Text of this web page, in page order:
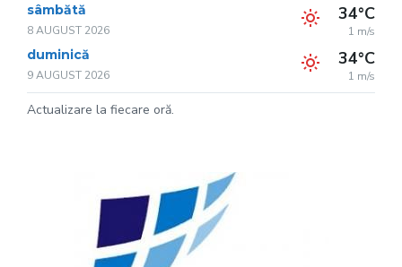
sâmbătă
8 AUGUST 2026
34°C
1 m/s
duminică
9 AUGUST 2026
34°C
1 m/s
Actualizare la fiecare oră.